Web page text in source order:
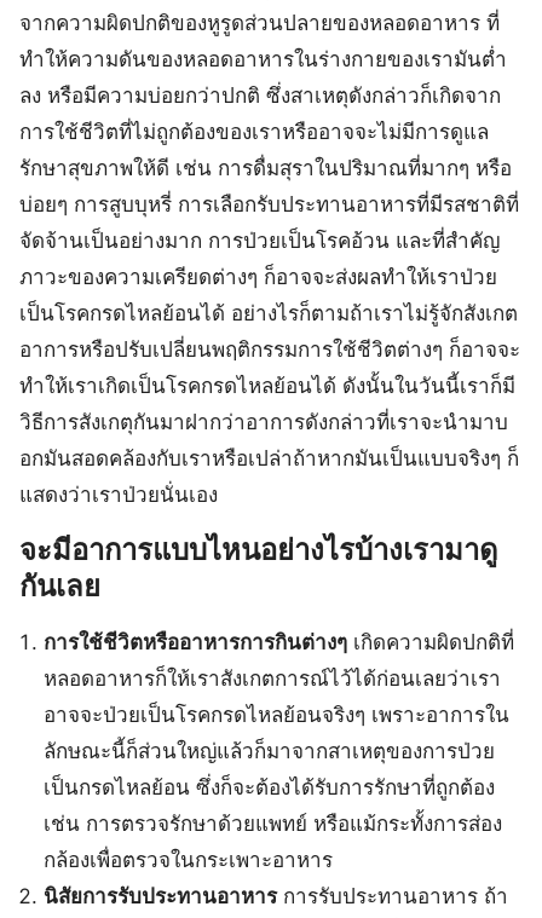
จากความผิดปกติของหูรูดส่วนปลายของหลอดอาหาร ที่
ทำให้ความดันของหลอดอาหารในร่างกายของเรามันต่ำ
ลง หรือมีความบ่อยกว่าปกติ ซึ่งสาเหตุดังกล่าวก็เกิดจาก
การใช้ชีวิตที่ไม่ถูกต้องของเราหรืออาจจะไม่มีการดูแล
รักษาสุขภาพให้ดี เช่น การดื่มสุราในปริมาณที่มากๆ หรือ
บ่อยๆ การสูบบุหรี่ การเลือกรับประทานอาหารที่มีรสชาติที่
จัดจ้านเป็นอย่างมาก การป่วยเป็นโรคอ้วน และที่สำคัญ
ภาวะของความเครียดต่างๆ ก็อาจจะส่งผลทำให้เราป่วย
เป็นโรคกรดไหลย้อนได้ อย่างไรก็ตามถ้าเราไม่รู้จักสังเกต
อาการหรือปรับเปลี่ยนพฤติกรรมการใช้ชีวิตต่างๆ ก็อาจจะ
ทำให้เราเกิดเป็นโรคกรดไหลย้อนได้ ดังนั้นในวันนี้เราก็มี
วิธีการสังเกตุกันมาฝากว่าอาการดังกล่าวที่เราจะนำมาบ
อกมันสอดคล้องกับเราหรือเปล่าถ้าหากมันเป็นแบบจริงๆ ก็
แสดงว่าเราป่วยนั่นเอง
จะมีอาการแบบไหนอย่างไรบ้างเรามาดู
กันเลย
การใช้ชีวิตหรืออาหารการกินต่างๆ เกิดความผิดปกติที่
หลอดอาหารก็ให้เราสังเกตการณ์ไว้ได้ก่อนเลยว่าเรา
อาจจะป่วยเป็นโรคกรดไหลย้อนจริงๆ เพราะอาการใน
ลักษณะนี้ก็ส่วนใหญ่แล้วก็มาจากสาเหตุของการป่วย
เป็นกรดไหลย้อน ซึ่งก็จะต้องได้รับการรักษาที่ถูกต้อง
เช่น การตรวจรักษาด้วยแพทย์ หรือแม้กระทั้งการส่อง
กล้องเพื่อตรวจในกระเพาะอาหาร
นิสัยการรับประทานอาหารการรับประทานอาหาร ถ้า